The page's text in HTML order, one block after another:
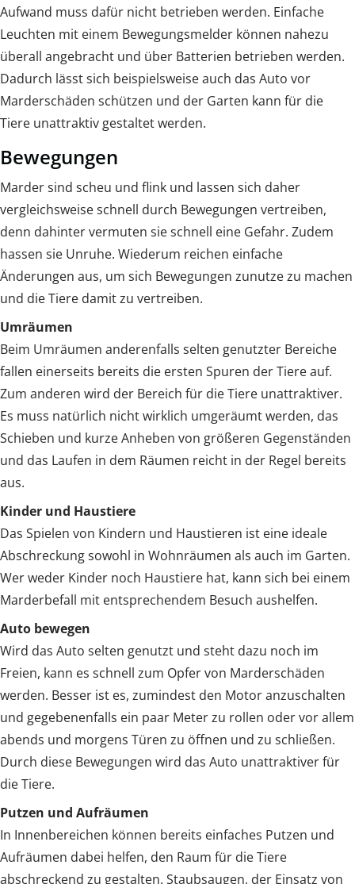
Aufwand muss dafür nicht betrieben werden. Einfache
Leuchten mit einem Bewegungsmelder können nahezu
überall angebracht und über Batterien betrieben werden.
Dadurch lässt sich beispielsweise auch das Auto vor
Marderschäden schützen und der Garten kann für die
Tiere unattraktiv gestaltet werden.
Bewegungen
Marder sind scheu und flink und lassen sich daher
vergleichsweise schnell durch Bewegungen vertreiben,
denn dahinter vermuten sie schnell eine Gefahr. Zudem
hassen sie Unruhe. Wiederum reichen einfache
Änderungen aus, um sich Bewegungen zunutze zu machen
und die Tiere damit zu vertreiben.
Umräumen
Beim Umräumen anderenfalls selten genutzter Bereiche
fallen einerseits bereits die ersten Spuren der Tiere auf.
Zum anderen wird der Bereich für die Tiere unattraktiver.
Es muss natürlich nicht wirklich umgeräumt werden, das
Schieben und kurze Anheben von größeren Gegenständen
und das Laufen in dem Räumen reicht in der Regel bereits
aus.
Kinder und Haustiere
Das Spielen von Kindern und Haustieren ist eine ideale
Abschreckung sowohl in Wohnräumen als auch im Garten.
Wer weder Kinder noch Haustiere hat, kann sich bei einem
Marderbefall mit entsprechendem Besuch aushelfen.
Auto bewegen
Wird das Auto selten genutzt und steht dazu noch im
Freien, kann es schnell zum Opfer von Marderschäden
werden. Besser ist es, zumindest den Motor anzuschalten
und gegebenenfalls ein paar Meter zu rollen oder vor allem
abends und morgens Türen zu öffnen und zu schließen.
Durch diese Bewegungen wird das Auto unattraktiver für
die Tiere.
Putzen und Aufräumen
In Innenbereichen können bereits einfaches Putzen und
Aufräumen dabei helfen, den Raum für die Tiere
abschreckend zu gestalten. Staubsaugen, der Einsatz von